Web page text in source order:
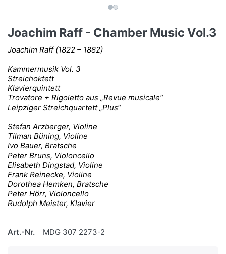
Joachim Raff - Chamber Music Vol.3
Joachim Raff (1822 – 1882)
Kammermusik Vol. 3
Streichoktett
Klavierquintett
Trovatore + Rigoletto aus „Revue musicale“
Leipziger Streichquartett „Plus“
Stefan Arzberger, Violine
Tilman Büning, Violine
Ivo Bauer, Bratsche
Peter Bruns, Violoncello
Elisabeth Dingstad, Violine
Frank Reinecke, Violine
Dorothea Hemken, Bratsche
Peter Hörr, Violoncello
Rudolph Meister, Klavier
Art.-Nr. MDG 307 2273-2